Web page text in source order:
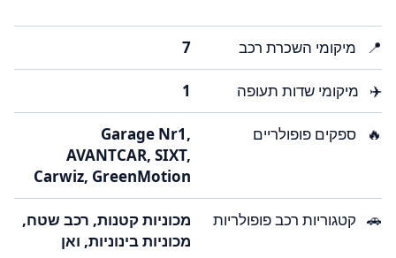
📍 מיקומי השכרת רכב 7
✈️ מיקומי שדות תעופה 1
🔥 ספקים פופולריים
Garage Nr1,
AVANTCAR, SIXT,
Carwiz, GreenMotion
🚗 קטגוריות רכב פופולריות
מכוניות קטנות, רכב שטח,
מכוניות בינוניות, ואן